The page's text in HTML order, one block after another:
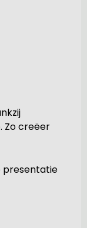
Zo creëer
presentatie